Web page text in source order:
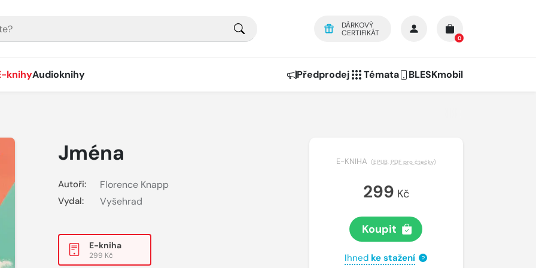
DÁRKOVÝ
CERTIFIKÁT
0
knihyAudioknihy Předprodej Témata BLESKmobil
Jména
Autoři: Florence Knapp
Vydal: Vyšehrad
E-kniha
299 Kč
E-KNIHA (EPUB, PDF pro čtečky)
299 Kč
Koupit
Ihned ke stažení ?